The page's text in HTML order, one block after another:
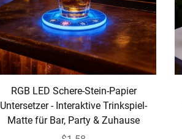
RGB LED Schere-Stein-Papier
Untersetzer - Interaktive Trinkspiel-
Matte für Bar, Party & Zuhause